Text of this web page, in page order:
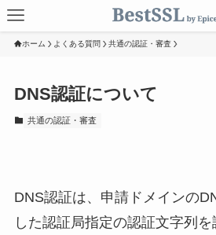
ホーム よくある質問 共通の認証・審査
DNS認証について
共通の認証・審査
DNS認証は、申請ドメインの
した認証局指定の認証文字列